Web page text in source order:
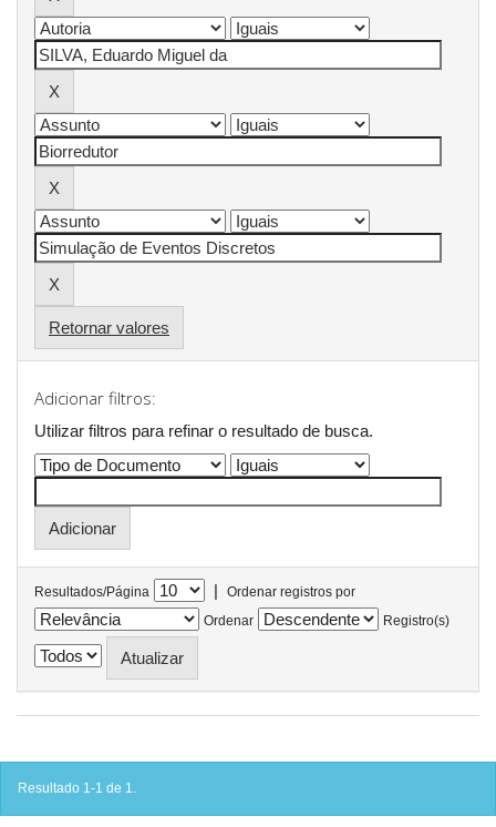
Retornar valores
Adicionar filtros:
Utilizar filtros para refinar o resultado de busca.
Resultados/Página |
Ordenar registros por
Ordenar
Registro(s)
Resultado 1-1 de 1.